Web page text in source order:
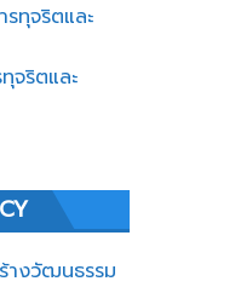
ทุจริตและ
จริตและ
างวัฒนธรรม